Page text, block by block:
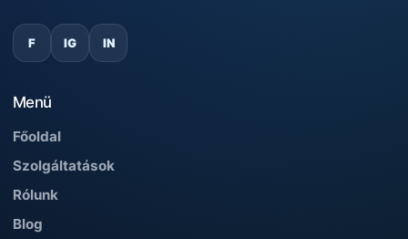
F IG IN
Menü
Főoldal
Szolgáltatások
Rólunk
Blog